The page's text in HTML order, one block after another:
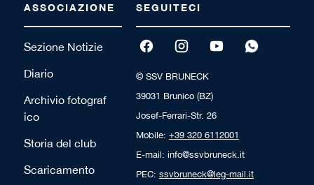
ASSOCIAZIONE
Sezione Notizie
Diario
Archivio fotograf
ico
Storia del club
Scaricamento
SEGUITECI
© SSV BRUNECK
39031 Brunico (BZ)
Josef-Ferrari-Str. 26
Mobile: +39 320 6112001
E-mail: info@ssvbruneck.it
PEC: ssvbruneck@leg-mail.it